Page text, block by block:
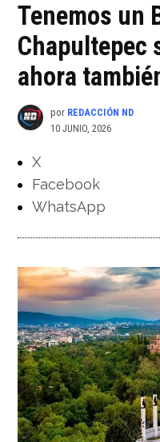
Tenemos un
Chapultepec
ahora
por REDACCIÓN ND
10 JUNIO, 2026
X
Facebook
WhatsApp